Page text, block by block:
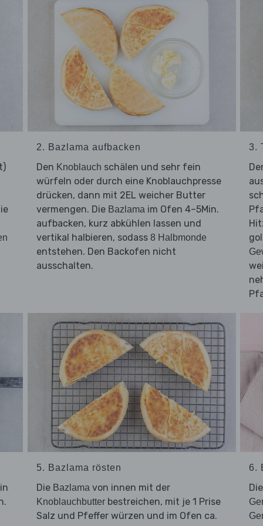
2. Bazlama aufbacken
Den Knoblauch schälen und sehr fein
würfeln oder durch eine Knoblauchpresse
drücken, dann mit 2EL weicher Butter
vermengen. Die Bazlamaim Ofen 4–5Min.
aufbacken, kurz abkühlen lassen und
vertikal halbieren, sodass 8 Halbmonde
entstehen. Den Backofen nicht
ausschalten.
3.
5. Bazlama rösten
Die Bazlama von innen mit der
Knoblauchbutterbestreichen, mit je 1 Prise
Salz und Pfeffer würzen und im Ofen ca.
6.